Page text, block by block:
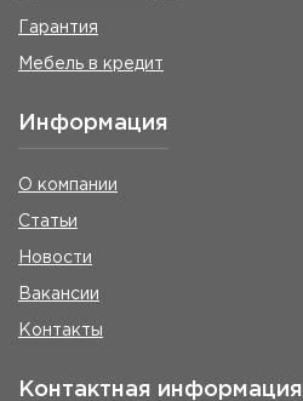
Гарантия
Мебель в кредит
Информация
О компании
Статьи
Новости
Вакансии
Контакты
Контактная информация